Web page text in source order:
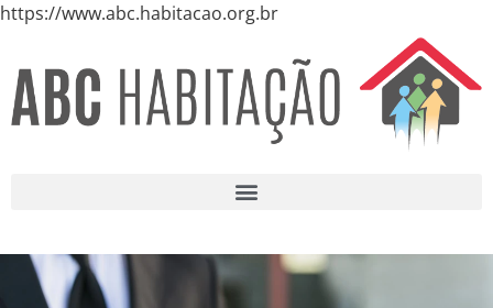
https://www.abc.habitacao.org.br